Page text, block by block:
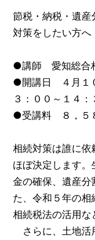
節税・納税・遺産
対策をしたい方へ
●講師 愛知総合
●開講日 ４月１
３：００～１４：
●受講料 ８，５
相続対策は誰に
ほぼ決定します
金の確保、遺産分
た、令和５年の相
相続税法の活用な
さらに、土地活